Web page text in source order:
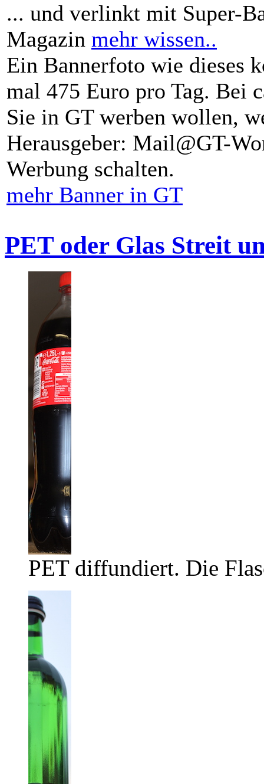
... und verlinkt mit Super-
Magazin mehr wissen..
Ein Bannerfoto wie dieses
mal 475 Euro pro Tag. Bei
Sie in GT werben wollen,
Herausgeber: Mail@GT-
Werbung schalten.
mehr Banner in GT
PET oder Glas Streit
PET diffundiert. Die